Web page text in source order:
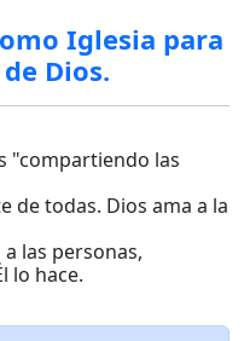
Iglesia para
Dios.
"compartiendo las
de todas. Dios ama a la
las personas,
lo hace.